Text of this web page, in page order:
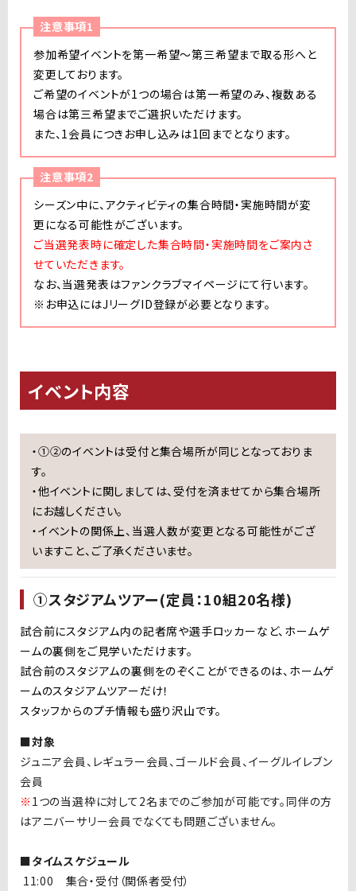
注意事項1
参加希望イベントを第一希望〜第三希望まで取る形へと
変更しております。
ご希望のイベントが1つの場合は第一希望のみ、複数ある
場合は第三希望までご選択いただけます。
また、1会員につきお申し込みは1回までとなります。
注意事項2
シーズン中に、アクティビティの集合時間・実施時間が変
更になる可能性がございます。
ご当選発表時に確定した集合時間・実施時間をご案内さ
せていただきます。
なお、当選発表はファンクラブマイページにて行います。
※ お申込にはJ リーグID登録が必要となります。
イベント内容
・①②のイベントは受付と集合場所が同じとなっておりま
す。
・他イベントに関しましては、受付を済ませてから集合場所
にお越しください。
・イベントの関係上、当選人数が変更となる可能性がござ
いますこと、ご了承くださいませ。
①スタジアムツアー(定員：10組20名様)
試合前にスタジアム内の記者席や選手ロッカーなど、ホームゲ
ームの裏側をご見学いただけます。
試合前のスタジアムの裏側をのぞくことができるのは、ホームゲ
ームのスタジアムツアーだけ！
スタッフからのプチ情報も盛り沢山です。
■対象
ジュニア会員、レギュラー会員、ゴールド会員、イーグルイレブン
会員
※ 1つの当選枠に対して2名までのご参加が可能です。同伴の方
はアニバーサリー会員でなくても問題ございません。
■タイムスケジュール
11:00 集合・受付（関係者受付）